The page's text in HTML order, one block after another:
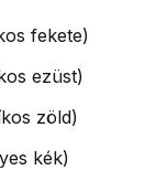
fekete)
ezüst)
zöld)
kék)